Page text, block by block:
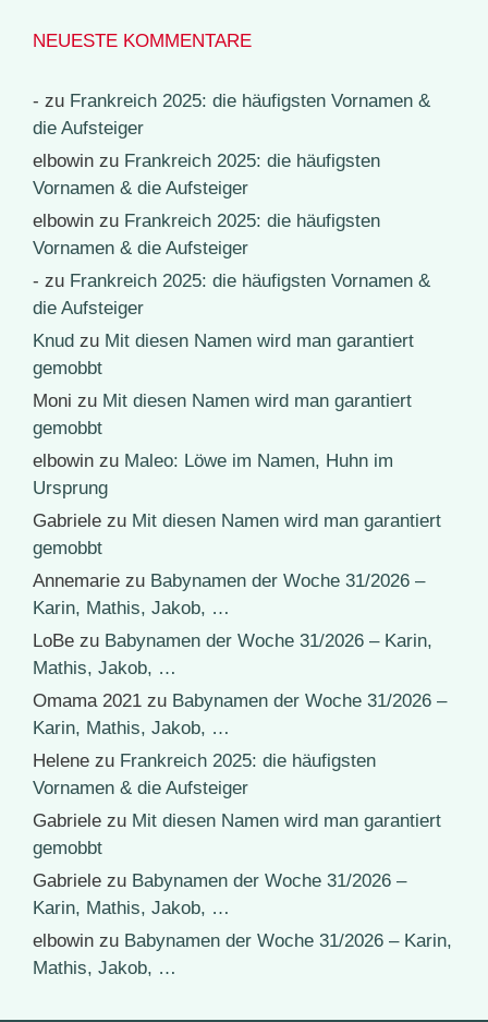
NEUESTE KOMMENTARE
- zu Frankreich 2025: die häufigsten Vornamen &
die Aufsteiger
elbowin zu Frankreich 2025: die häufigsten
Vornamen & die Aufsteiger
elbowin zu Frankreich 2025: die häufigsten
Vornamen & die Aufsteiger
- zu Frankreich 2025: die häufigsten Vornamen &
die Aufsteiger
Knud zu Mit diesen Namen wird man garantiert
gemobbt
Moni zu Mit diesen Namen wird man garantiert
gemobbt
elbowin zu Maleo: Löwe im Namen, Huhn im
Ursprung
Gabriele zu Mit diesen Namen wird man garantiert
gemobbt
Annemarie zu Babynamen der Woche 31/2026 –
Karin, Mathis, Jakob, …
LoBe zu Babynamen der Woche 31/2026 – Karin,
Mathis, Jakob, …
Omama 2021 zu Babynamen der Woche 31/2026 –
Karin, Mathis, Jakob, …
Helene zu Frankreich 2025: die häufigsten
Vornamen & die Aufsteiger
Gabriele zu Mit diesen Namen wird man garantiert
gemobbt
Gabriele zu Babynamen der Woche 31/2026 –
Karin, Mathis, Jakob, …
elbowin zu Babynamen der Woche 31/2026 – Karin,
Mathis, Jakob, …